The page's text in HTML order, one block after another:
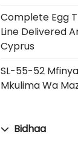
Complete Egg
Line Delivered
Cyprus
SL-55-52
Mkulima Wa
Bidhaa